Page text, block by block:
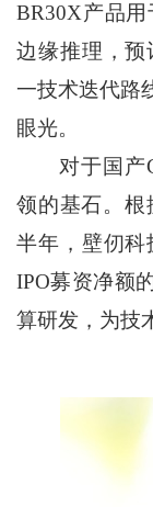
BR30X产品
边缘推理，预
一技术迭代路
眼光。
对于国产
领的基石。根
半年，壁仞科
IPO募资净额
算研发，为技